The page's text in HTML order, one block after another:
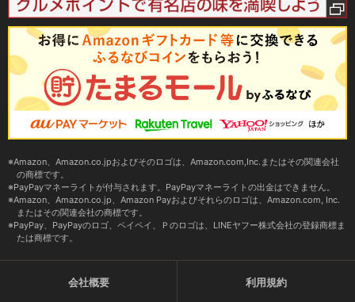
Amazon、Amazon.co.jpおよびそのロゴは、Amazon.com,Inc.またはその関連会社
の商標です。
PayPayマネーライトが付与されます。PayPayマネーライトの出金はできません。
Amazon、Amazon.co.jp、Amazon Payおよびそれらのロゴは、Amazon.com, Inc.
またはその関連会社の商標です。
PayPay、PayPayのロゴ、ペイペイ、Ｐのロゴは、LINEヤフー株式会社の登録商標ま
たは商標です。
会社概要 利用規約